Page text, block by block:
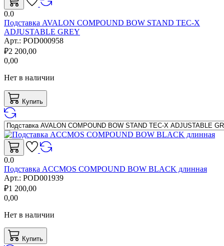
0.0
Подставка AVALON COMPOUND BOW STAND TEC-X
ADJUSTABLE GREY
Арт.: POD000958
₽2 200,00
0,00
Нет в наличии
Купить
0.0
Подставка ACCMOS COMPOUND BOW BLACK длинная
Арт.: POD001939
₽1 200,00
0,00
Нет в наличии
Купить